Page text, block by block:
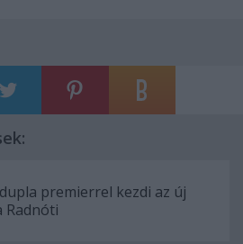
premierrel kezdi az új
Radnóti